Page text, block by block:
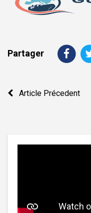
Partager
Navigation
Article Précedent